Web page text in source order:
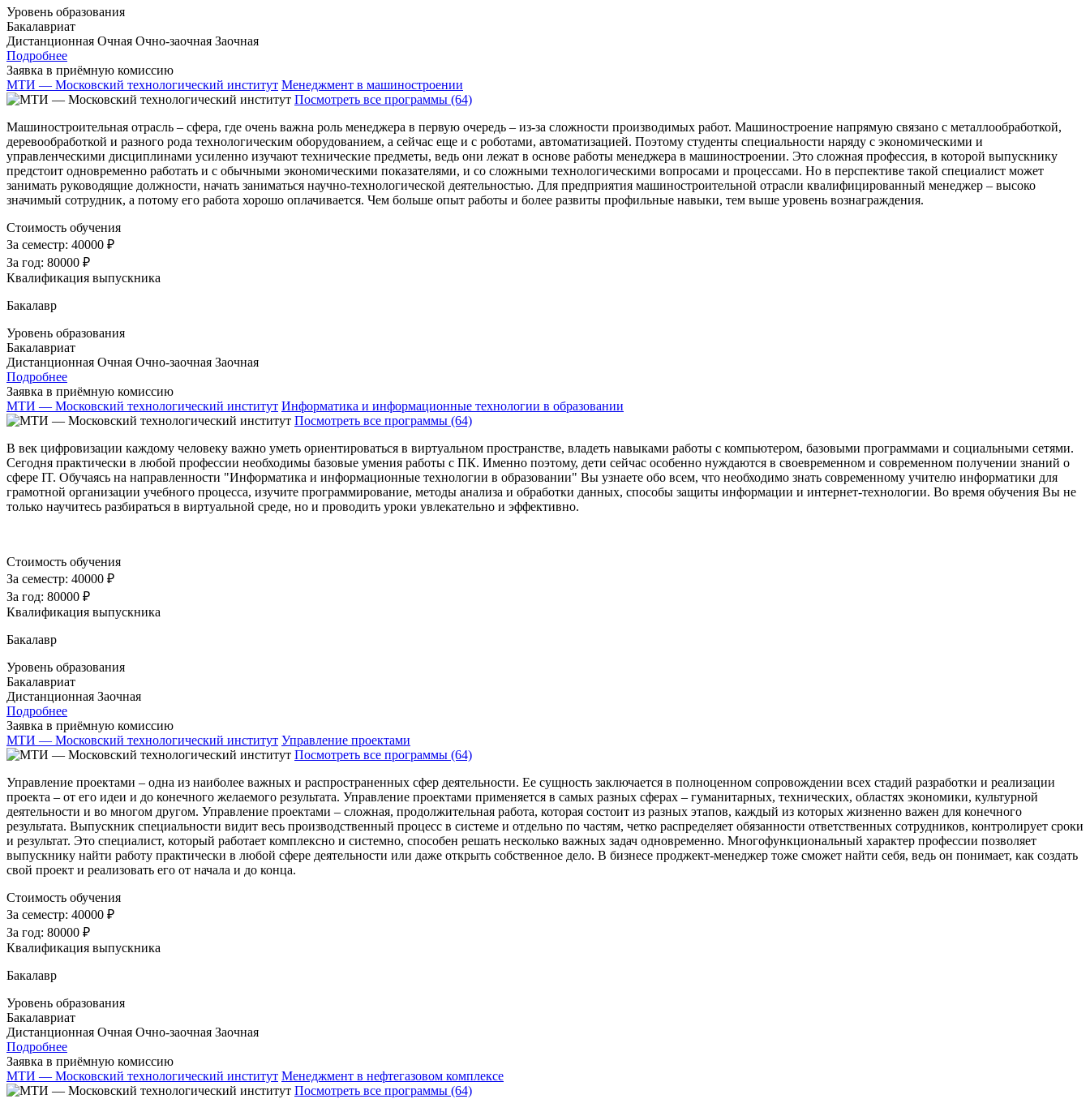
Уровень образования
Бакалавриат
Дистанционная Очная Очно-заочная Заочная
Подробнее
Заявка в приёмную комиссию
МТИ — Московский технологический институт Менеджмент в машиностроении
Посмотреть все программы (64)
Машиностроительная отрасль – сфера, где очень важна роль менеджера в первую очередь – из-за сложности производимых работ. Машиностроение напрямую связано с металлообработкой,
деревообработкой и разного рода технологическим оборудованием, а сейчас еще и с роботами, автоматизацией. Поэтому студенты специальности наряду с экономическими и
управленческими дисциплинами усиленно изучают технические предметы, ведь они лежат в основе работы менеджера в машиностроении. Это сложная профессия, в которой выпускнику
предстоит одновременно работать и с обычными экономическими показателями, и со сложными технологическими вопросами и процессами. Но в перспективе такой специалист может
занимать руководящие должности, начать заниматься научно-технологической деятельностью. Для предприятия машиностроительной отрасли квалифицированный менеджер – высоко
значимый сотрудник, а потому его работа хорошо оплачивается. Чем больше опыт работы и более развиты профильные навыки, тем выше уровень вознаграждения.
Стоимость обучения
За семестр: 40000 ₽
За год: 80000 ₽
Квалификация выпускника
Бакалавр
Уровень образования
Бакалавриат
Дистанционная Очная Очно-заочная Заочная
Подробнее
Заявка в приёмную комиссию
МТИ — Московский технологический институт Информатика и информационные технологии в образовании
Посмотреть все программы (64)
В век цифровизации каждому человеку важно уметь ориентироваться в виртуальном пространстве, владеть навыками работы с компьютером, базовыми программами и социальными сетями.
Сегодня практически в любой профессии необходимы базовые умения работы с ПК. Именно поэтому, дети сейчас особенно нуждаются в своевременном и современном получении знаний о
сфере IT. Обучаясь на направленности "Информатика и информационные технологии в образовании" Вы узнаете обо всем, что необходимо знать современному учителю информатики для
грамотной организации учебного процесса, изучите программирование, методы анализа и обработки данных, способы защиты информации и интернет-технологии. Во время обучения Вы не
только научитесь разбираться в виртуальной среде, но и проводить уроки увлекательно и эффективно.
Стоимость обучения
За семестр: 40000 ₽
За год: 80000 ₽
Квалификация выпускника
Бакалавр
Уровень образования
Бакалавриат
Дистанционная Заочная
Подробнее
Заявка в приёмную комиссию
МТИ — Московский технологический институт Управление проектами
Посмотреть все программы (64)
Управление проектами – одна из наиболее важных и распространенных сфер деятельности. Ее сущность заключается в полноценном сопровождении всех стадий разработки и реализации
проекта – от его идеи и до конечного желаемого результата. Управление проектами применяется в самых разных сферах – гуманитарных, технических, областях экономики, культурной
деятельности и во многом другом. Управление проектами – сложная, продолжительная работа, которая состоит из разных этапов, каждый из которых жизненно важен для конечного
результата. Выпускник специальности видит весь производственный процесс в системе и отдельно по частям, четко распределяет обязанности ответственных сотрудников, контролирует сроки
и результат. Это специалист, который работает комплексно и системно, способен решать несколько важных задач одновременно. Многофункциональный характер профессии позволяет
выпускнику найти работу практически в любой сфере деятельности или даже открыть собственное дело. В бизнесе проджект-менеджер тоже сможет найти себя, ведь он понимает, как создать
свой проект и реализовать его от начала и до конца.
Стоимость обучения
За семестр: 40000 ₽
За год: 80000 ₽
Квалификация выпускника
Бакалавр
Уровень образования
Бакалавриат
Дистанционная Очная Очно-заочная Заочная
Подробнее
Заявка в приёмную комиссию
МТИ — Московский технологический институт Менеджмент в нефтегазовом комплексе
Посмотреть все программы (64)